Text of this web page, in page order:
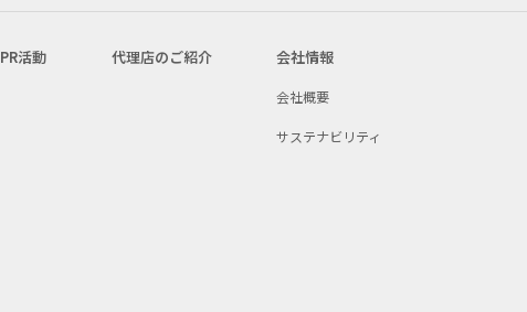
PR活動 代理店のご紹介 会社情報
会社概要
サステナビリティ